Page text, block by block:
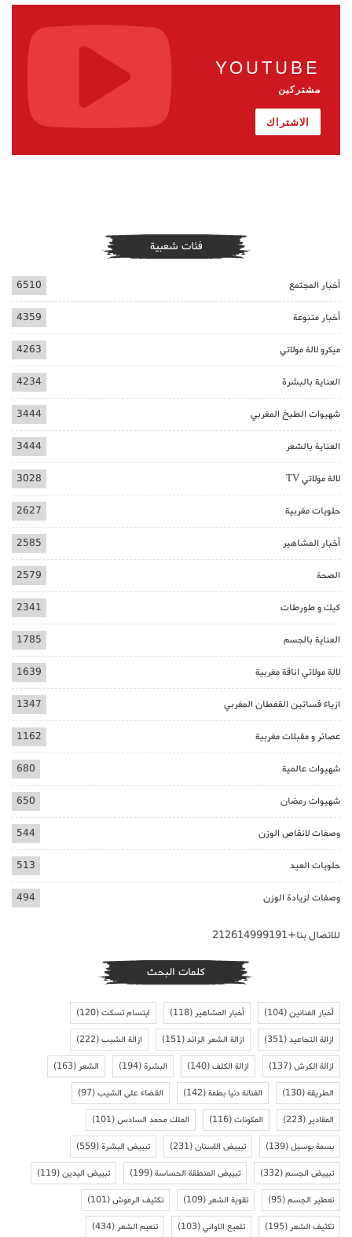
YOUTUBE
مشتركين
الاشتراك
فئات شعبية
أخبار المجتمع 6510
أخبار متنوعة 4359
ميكرو لالة مولاتي 4263
العناية بالبشرة 4234
شهيوات الطبخ المغربي 3444
العناية بالشعر 3444
لالة مولاتي TV 3028
حلويات مغربية 2627
أخبار المشاهير 2585
الصحة 2579
كيك و طورطات 2341
العناية بالجسم 1785
لالة مولاتي اناقة مغربية 1639
ازياء فساتين القفطان المغربي 1347
عصائر و مقبلات مغربية 1162
شهيوات عالمية 680
شهيوات رمضان 650
وصفات لانقاص الوزن 544
حلويات العيد 513
وصفات لزيادة الوزن 494
للاتصال بنا+212614999191
كلمات البحث
أخبار الفنانين(104) أخبار المشاهير(118) ابتسام تسكت(120)
ازالة التجاعيد(351) ازالة الشعر الزائد(151) ازالة الشيب(222)
ازالة الكرش(137) ازالة الكلف(140) البشرة(194) الشعر(163)
الطريقة(130) الفنانة دنيا بطمة(142) القضاء على الشيب(97)
المقادير(223) المكونات(116) الملك محمد السادس(101)
بسمة بوسيل(139) تبييض الاسنان(231) تبييض البشرة(559)
تبييض الجسم(332) تبييض المنطقة الحساسة(199) تبييض اليدين(119)
تعطير الجسم(95) تقوية الشعر(109) تكثيف الرموش(101)
تكثيف الشعر(195) تلميع الاواني(103) تنعيم الشعر(434)